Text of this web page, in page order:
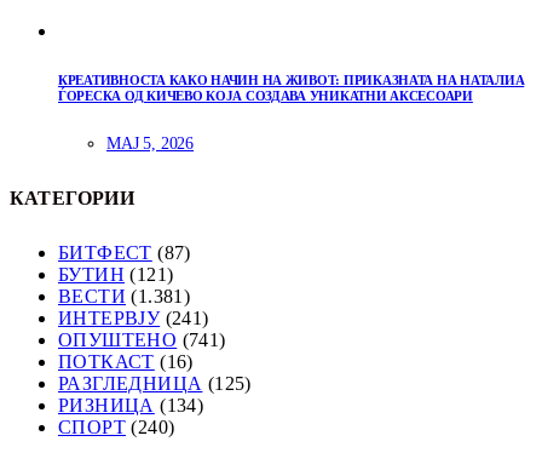
КРЕАТИВНОСТА КАКО НАЧИН НА ЖИВОТ: ПРИКАЗНАТА НА НАТАЛИА
ЃОРЕСКА ОД КИЧЕВО КОЈА СОЗДАВА УНИКАТНИ АКСЕСОАРИ
МАЈ 5, 2026
КАТЕГОРИИ
БИТФЕСТ (87)
БУТИН (121)
ВЕСТИ (1.381)
ИНТЕРВЈУ(241)
ОПУШТЕНО (741)
ПОТКАСТ (16)
РАЗГЛЕДНИЦА (125)
РИЗНИЦА (134)
СПОРТ (240)